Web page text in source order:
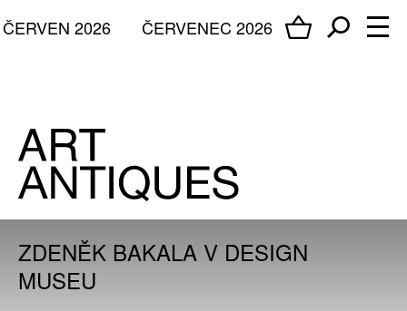
ČERVENEC 2026
ČERVEN 2026
ZDENĚK BAKALA V DESIGN
MUSEU